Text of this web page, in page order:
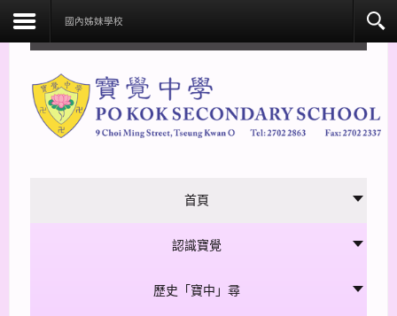
國內姊妹學校
首頁
認識寶覺
歷史「寶中」尋